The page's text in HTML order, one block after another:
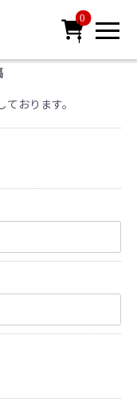

0
おります。